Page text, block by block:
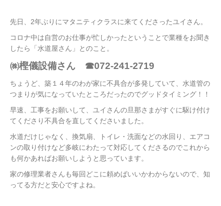
先日、2年ぶりにマタニティクラスに来てくださったユイさん。
コロナ中は自営のお仕事が忙しかったということで業種をお聞き
したら「水道屋さん」とのこと。
㈱樫儀設備さん ☎072-241-2719
ちょうど、築１４年のわが家に不具合が多発していて、水道管の
つまりが気になっていたところだったのでグッドタイミング！！
早速、工事をお願いして、ユイさんの旦那さまがすぐに駆け付け
てくださり不具合を直してくださいました。
水道だけじゃなく、換気扇、トイレ・洗面などの水回り、エアコ
ンの取り付けなど多岐にわたって対応してくださるのでこれから
も何かあればお願いしようと思っています。
家の修理業者さんも毎回どこに頼めばいいかわからないので、知
ってる方だと安心ですよね。